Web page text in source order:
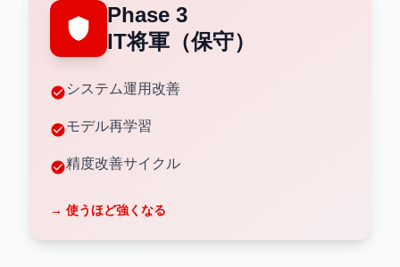
shield
Phase 3
IT将軍（保守）
check_circleシステム運用改善
check_circleモデル再学習
check_circle精度改善サイクル
→ 使うほど強くなる